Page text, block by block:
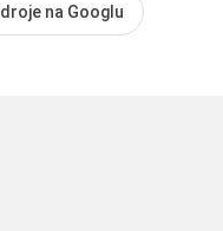
na Googlu